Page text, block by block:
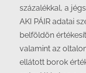
százalékkal, a
AKI PÁIR adatai
belföldön
valamint az
ellátott borok